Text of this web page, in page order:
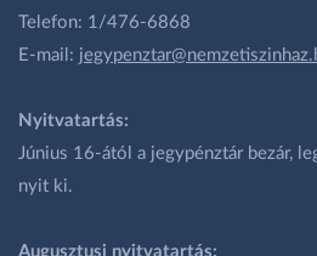
Telefon: 1/476-6868
E-mail:
Nyitvatartás:
Június 16-ától a jegypénztár bezár,
nyit ki.
Augusztusi nyitvatartás: